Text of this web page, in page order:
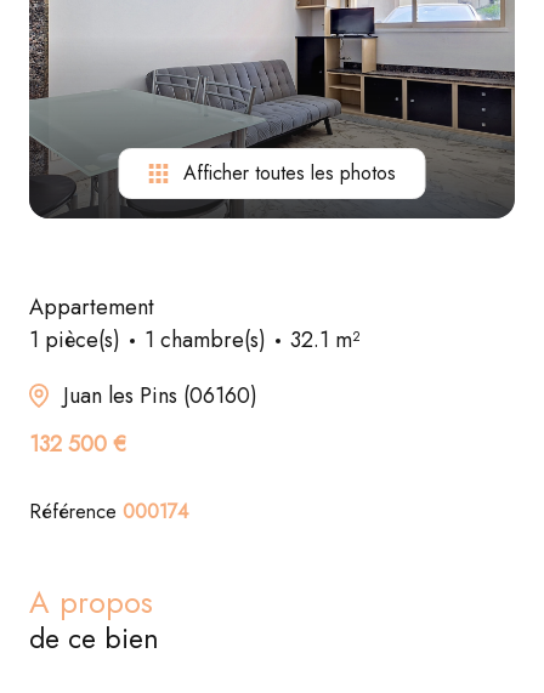
Afficher toutes les photos
Appartement
1 pièce(s)
1 chambre(s)
32.1 m²
Juan les Pins (06160)
132 500 €
Référence 000174
A propos
de ce bien